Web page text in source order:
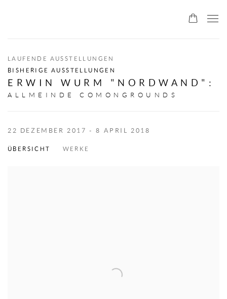
LAUFENDE AUSSTELLUNGEN
BISHERIGE AUSSTELLUNGEN
ERWIN WURM "NORDWAND" :
ALLMEINDE COMONGROUNDS
22 DEZEMBER 2017 - 8 APRIL 2018
ÜBERSICHT WERKE